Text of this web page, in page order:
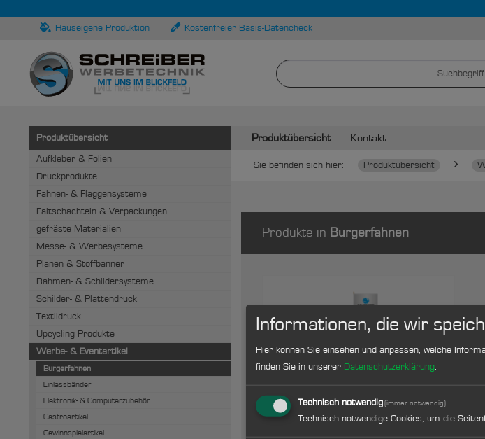
Hauseigene Produktion Kostenfreier Basis-Datencheck
Produktübersicht
Aufkleber & Folien
Druckprodukte
Fahnen- & Flaggensysteme
Faltschachteln & Verpackungen
gefräste Materialien
Messe- & Werbesysteme
Planen & Stoffbanner
Rahmen- & Schildersysteme
Schilder- & Plattendruck
Textildruck
Upcycling Produkte
Werbe- & Eventartikel
Burgerfahnen
Einlassbänder
Elektronik- & Computerzubehör
Gastroartikel
Gewinnspielartikel
Produktübersicht Kontakt
Sie befinden sich hier: Produktübersicht
Produkte in Burgerfahnen
bedruckt
Informationen, die wir
Hier können Sie einsehen und anpassen, welche
finden Sie in unserer Datenschutzerklärung
Technisch notwendig (immer notwendig)
Technisch notwendige Cookies, um die